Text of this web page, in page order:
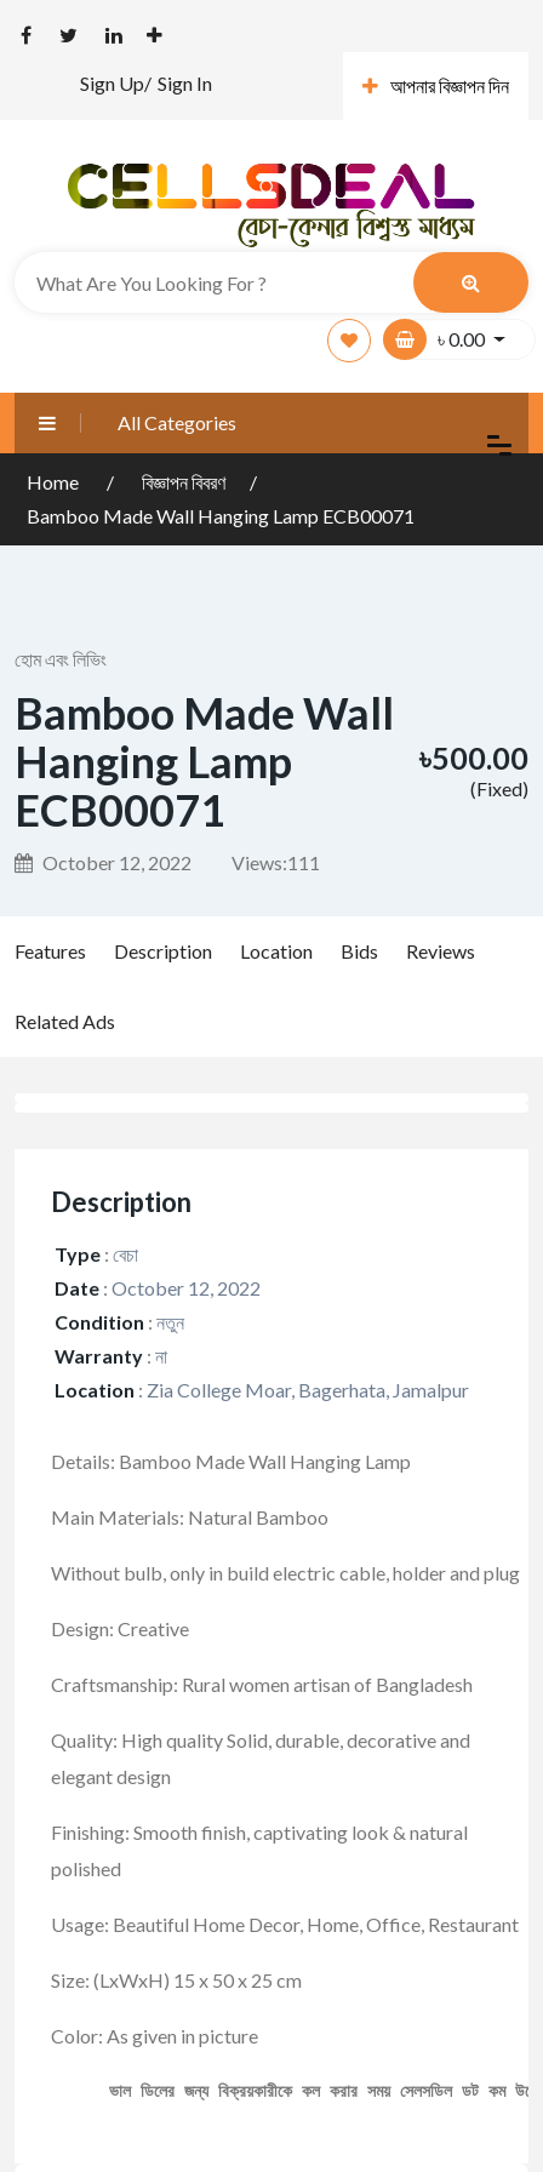
Sign Up/ Sign In আপনার বিজ্ঞাপন দিন
৳0.00
All Categories
Home
বিজ্ঞাপন বিবরণ
Bamboo Made Wall Hanging Lamp ECB00071
হোম এবং লিভিং
Bamboo Made Wall
Hanging Lamp
ECB00071
October 12, 2022 Views:111
৳500.00
(Fixed)
Features Description Location Bids Reviews
Related Ads
Description
Type : বেচা
Date : October 12, 2022
Condition : নতুন
Warranty : না
Location : Zia College Moar, Bagerhata, Jamalpur
Details: Bamboo Made Wall Hanging Lamp
Main Materials: Natural Bamboo
Without bulb, only in build electric cable, holder and plug
Design: Creative
Craftsmanship: Rural women artisan of Bangladesh
Quality: High quality Solid, durable, decorative and
elegant design
Finishing: Smooth finish, captivating look & natural
polished
Usage: Beautiful Home Decor, Home, Office, Restaurant
Size: (LxWxH) 15 x 50 x 25 cm
Color: As given in picture
ভাল ডিলের জন্য বিক্রয়কারীকে কল করার সময় সেলসডিল ডট কম